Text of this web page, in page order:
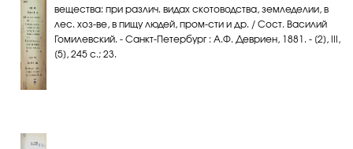
вещества: при различ. видах скотоводства, земледелии, в
лес. хоз-ве, в пищу людей, пром-сти и др. / Сост. Василий
Гомилевский. - Санкт-Петербург : А.Ф. Девриен, 1881. - [2], III,
[5], 245 с.; 23.